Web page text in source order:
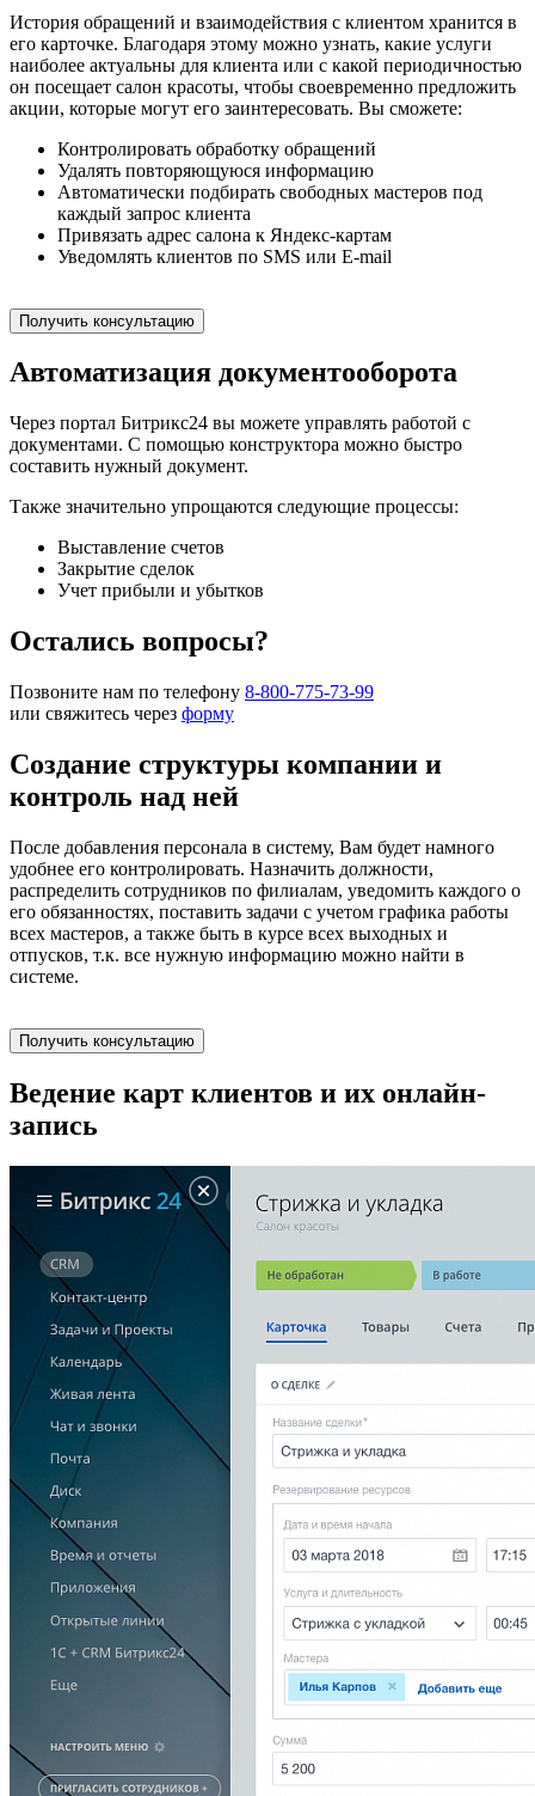
История обращений и взаимодействия с клиентом хранится в
его карточке. Благодаря этому можно узнать, какие услуги
наиболее актуальны для клиента или с какой периодичностью
он посещает салон красоты, чтобы своевременно предложить
акции, которые могут его заинтересовать. Вы сможете:
Контролировать обработку обращений
Удалять повторяющуюся информацию
Автоматически подбирать свободных мастеров под
каждый запрос клиента
Привязать адрес салона к Яндекс-картам
Уведомлять клиентов по SMS или E-mail
Получить консультацию
Автоматизация документооборота
Через портал Битрикс24 вы можете управлять работой с
документами. С помощью конструктора можно быстро
составить нужный документ.
Также значительно упрощаются следующие процессы:
Выставление счетов
Закрытие сделок
Учет прибыли и убытков
Остались вопросы?
Позвоните нам по телефону 8-800-775-73-99
или свяжитесь через форму
Создание структуры компании и
контроль над ней
После добавления персонала в систему, Вам будет намного
удобнее его контролировать. Назначить должности,
распределить сотрудников по филиалам, уведомить каждого о
его обязанностях, поставить задачи с учетом графика работы
всех мастеров, а также быть в курсе всех выходных и
отпусков, т.к. все нужную информацию можно найти в
системе.
Получить консультацию
Ведение карт клиентов и их онлайн-
запись